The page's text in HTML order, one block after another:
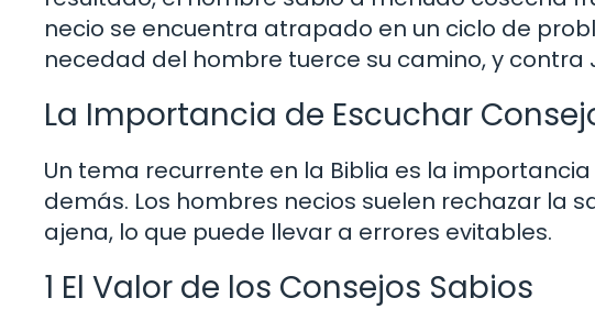
necio se encuentra atrapado en un ciclo de
necedad del hombre tuerce su camino, y contra
La Importancia de Escuchar
Un tema recurrente en la Biblia es la
demás. Los hombres necios suelen rechazar la
ajena, lo que puede llevar a errores evitables.
1 El Valor de los Consejos Sabios